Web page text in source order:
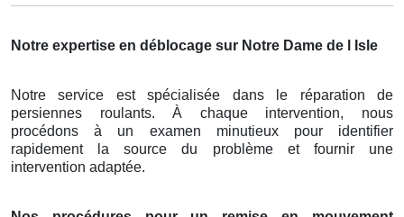
Notre expertise en déblocage sur Notre Dame de l Isle
Notre service est spécialisée dans le réparation de
persiennes roulants. À chaque intervention, nous
procédons à un examen minutieux pour identifier
rapidement la source du problème et fournir une
intervention adaptée.